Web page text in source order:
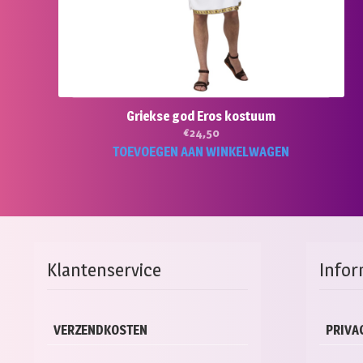
Griekse god Eros kostuum
€24,50
TOEVOEGEN AAN WINKELWAGEN
Klantenservice
VERZENDKOSTEN